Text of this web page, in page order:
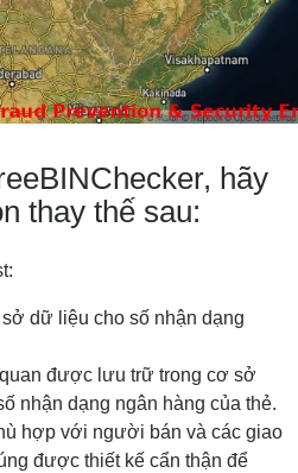
hãy
thay thế sau:
dữ liệu cho số nhận dạng
được lưu trữ trong cơ sở
nhận dạng ngân hàng của thẻ.
hợp với người bán và các giao
được thiết kế cẩn thận để